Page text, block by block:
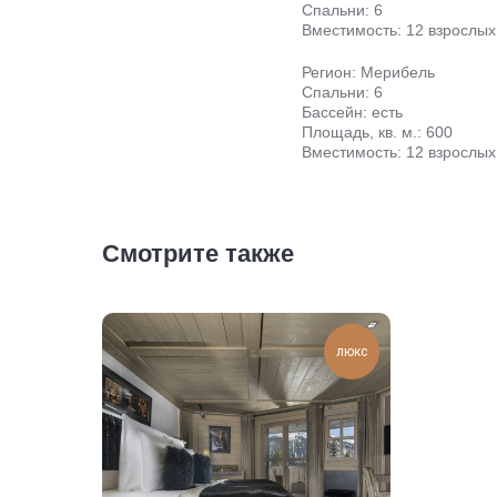
Спальни: 6
Вместимость: 12 взрослых
Регион: Мерибель
Спальни: 6
Бассейн: есть
Площадь, кв. м.: 600
Вместимость: 12 взрослых
Смотрите также
люкс